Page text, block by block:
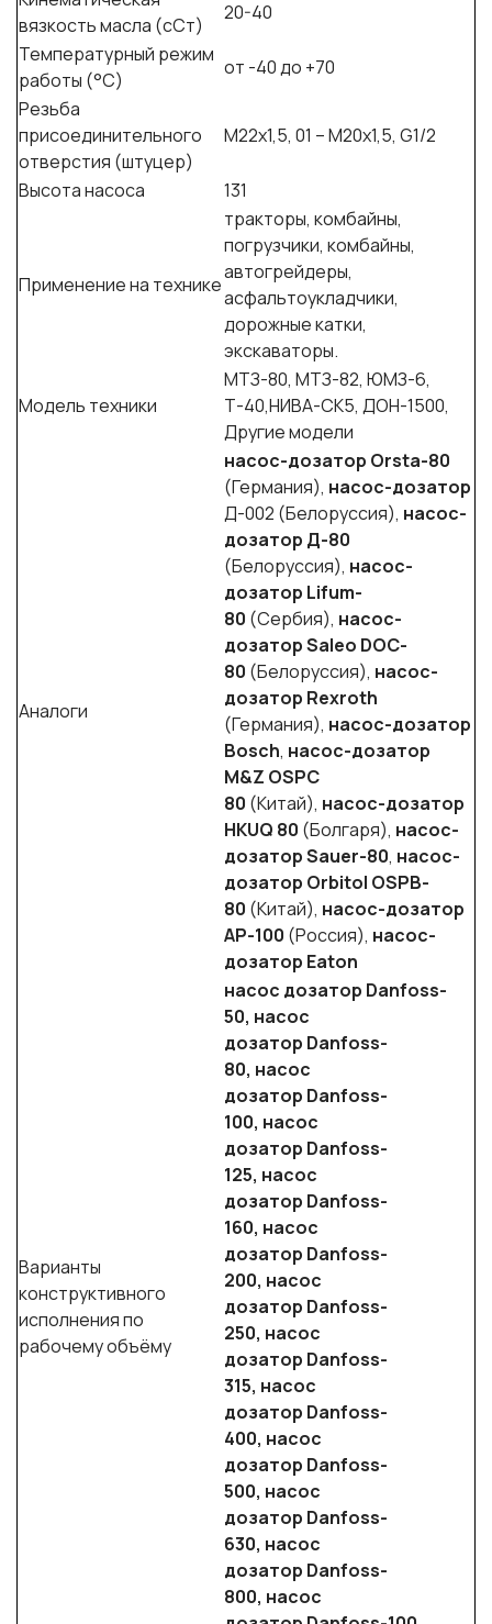
вязкость масла (сСт)
20-40
Температурный режим
работы (°C)
от -40 до +70
Резьба
присоединительного
отверстия (штуцер)
М22х1,5, 01 – М20х1,5, G1/2
Высота насоса 131
Применение на технике
тракторы, комбайны,
погрузчики, комбайны,
автогрейдеры,
асфальтоукладчики,
дорожные катки,
экскаваторы.
Модель техники
МТЗ-80, МТЗ-82, ЮМЗ-6,
Т-40,НИВА-СК5, ДОН-1500,
Другие модели
Аналоги
насос-дозатор Orsta-80
(Германия), насос-дозатор
Д-002 (Белоруссия), насос-
дозатор Д-80
(Белоруссия), насос-
дозатор Lifum-
80 (Сербия), насос-
дозатор Saleo DOC-
80 (Белоруссия), насос-
дозатор Rexroth
(Германия), насос-дозатор
Bosch, насос-дозатор
M&Z OSPC
80 (Китай), насос-дозатор
HKUQ 80 (Болгаря), насос-
дозатор Sauer-80, насос-
дозатор Orbitol OSPB-
80 (Китай), насос-дозатор
АР-100 (Россия), насос-
дозатор Eaton
Варианты
конструктивного
исполнения по
рабочему объёму
насос дозатор Danfoss-
50, насос
дозатор Danfoss-
80, насос
дозатор Danfoss-
100, насос
дозатор Danfoss-
125, насос
дозатор Danfoss-
160, насос
дозатор Danfoss-
200, насос
дозатор Danfoss-
250, насос
дозатор Danfoss-
315, насос
дозатор Danfoss-
400, насос
дозатор Danfoss-
500, насос
дозатор Danfoss-
630, насос
дозатор Danfoss-
800, насос